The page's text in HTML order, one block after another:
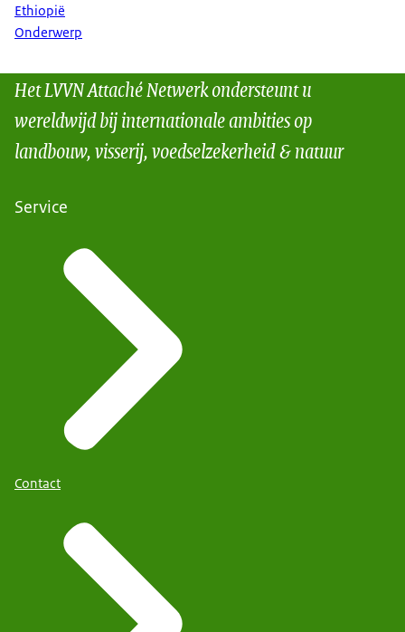
Ethiopië
Onderwerp
Het LVVN Attaché Netwerk ondersteunt u
wereldwijd bij internationale ambities op
landbouw, visserij, voedselzekerheid & natuur
Service
Contact